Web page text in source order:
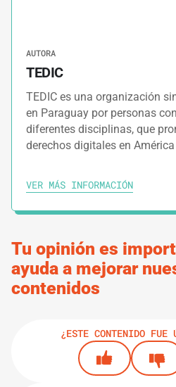
consecuencias
IMPRIMIR RUTA DE
Tu opinión es
ayuda a mejorar
contenidos
¿ESTE CONTENIDO FUE
AUTORA
TEDIC
TEDIC es una organización
en Paraguay por personas
diferentes disciplinas, que
derechos digitales en
VER MÁS INFORMACIÓN